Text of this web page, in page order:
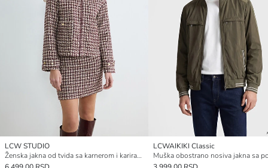
LCW STUDIO
Ženska jakna od tvida sa karnerom i kariranim dezenom na kragni
LCWAIKIKI Classic